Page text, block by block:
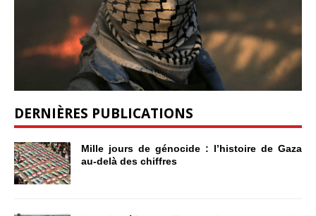
DERNIÈRES PUBLICATIONS
Mille jours de génocide : l’histoire de Gaza
au-delà des chiffres